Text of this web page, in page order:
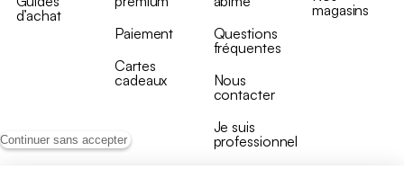
Continuer sans accepter
d’achat
Paiement
Cartes
cadeaux
Questions
fréquentes
Nous
contacter
Je suis
professionnel
magasins